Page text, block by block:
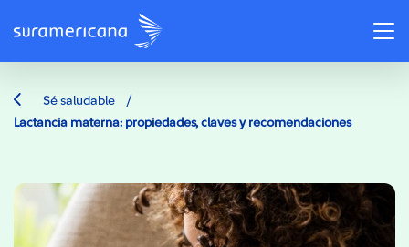
Sé saludable /
Lactancia materna: propiedades, claves y recomendaciones